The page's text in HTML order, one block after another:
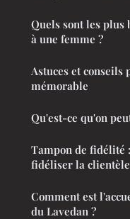
Quels sont les plus
à une femme ?
Astuces et
mémorable
Qu'est-ce qu'on
Tampon de
fidéliser la clientèle
Comment est
du Lavedan ?